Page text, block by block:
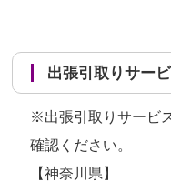
出張引取りサー
※出張引取りサービ
確認ください。
【神奈川県】